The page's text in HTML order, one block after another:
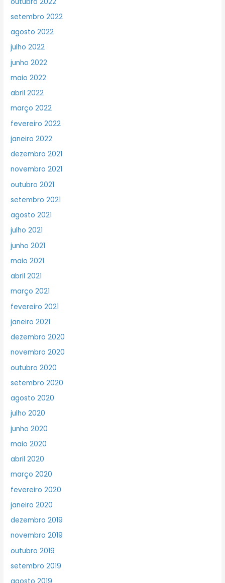
setembro 2022
agosto 2022
julho 2022
junho 2022
maio 2022
abril 2022
março 2022
fevereiro 2022
janeiro 2022
dezembro 2021
novembro 2021
outubro 2021
setembro 2021
agosto 2021
julho 2021
junho 2021
maio 2021
abril 2021
março 2021
fevereiro 2021
janeiro 2021
dezembro 2020
novembro 2020
outubro 2020
setembro 2020
agosto 2020
julho 2020
junho 2020
maio 2020
abril 2020
março 2020
fevereiro 2020
janeiro 2020
dezembro 2019
novembro 2019
outubro 2019
setembro 2019